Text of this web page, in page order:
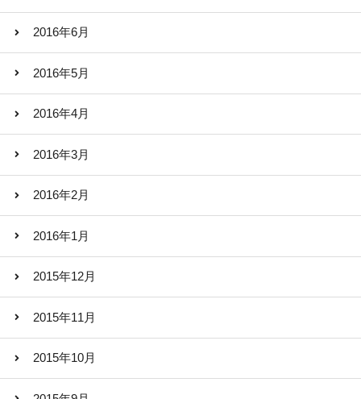
2016年6月
2016年5月
2016年4月
2016年3月
2016年2月
2016年1月
2015年12月
2015年11月
2015年10月